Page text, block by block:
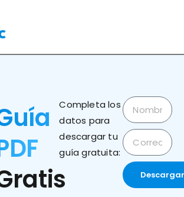
Completa los
datos para
descargar tu
guía gratuita: